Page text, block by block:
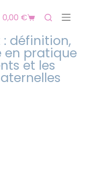
0,00 €
définition,
en pratique
et les